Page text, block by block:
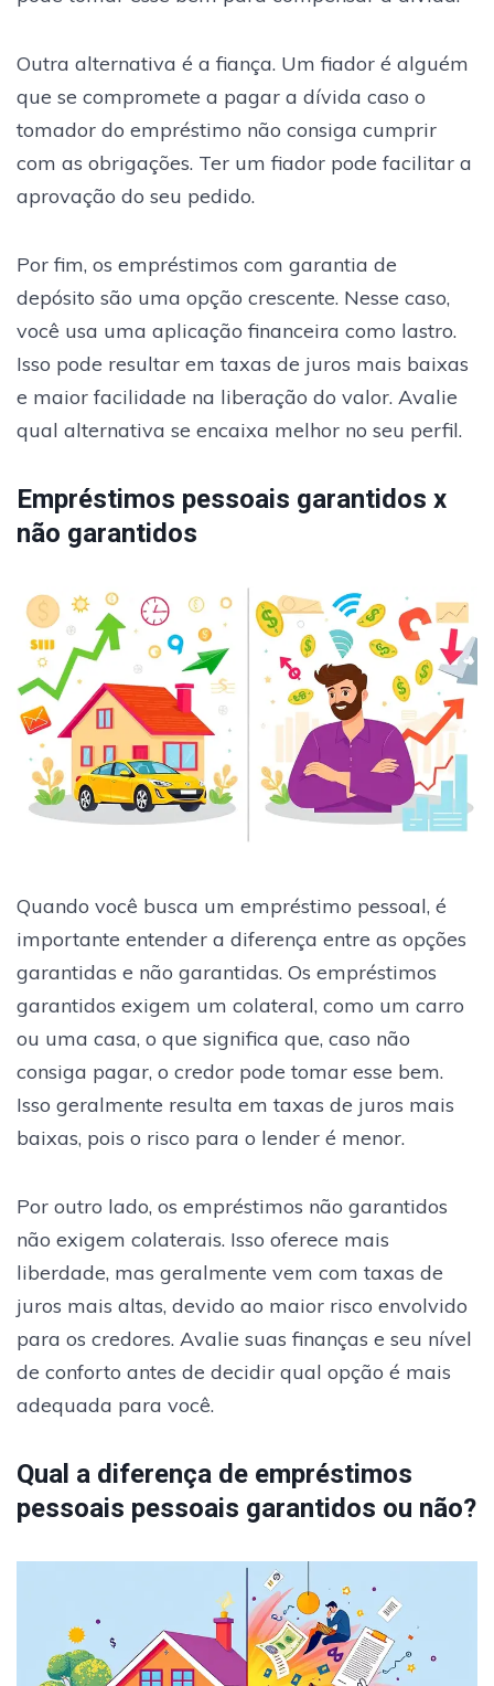
Outra alternativa é a fiança. Um fiador é alguém
que se compromete a pagar a dívida caso o
tomador do empréstimo não consiga cumprir
com as obrigações. Ter um fiador pode facilitar a
aprovação do seu pedido.
Por fim, os empréstimos com garantia de
depósito são uma opção crescente. Nesse caso,
você usa uma aplicação financeira como lastro.
Isso pode resultar em taxas de juros mais baixas
e maior facilidade na liberação do valor. Avalie
qual alternativa se encaixa melhor no seu perfil.
Empréstimos pessoais garantidos x
não garantidos
Quando você busca um empréstimo pessoal, é
importante entender a diferença entre as opções
garantidas e não garantidas. Os empréstimos
garantidos exigem um colateral, como um carro
ou uma casa, o que significa que, caso não
consiga pagar, o credor pode tomar esse bem.
Isso geralmente resulta em taxas de juros mais
baixas, pois o risco para o lender é menor.
Por outro lado, os empréstimos não garantidos
não exigem colaterais. Isso oferece mais
liberdade, mas geralmente vem com taxas de
juros mais altas, devido ao maior risco envolvido
para os credores. Avalie suas finanças e seu nível
de conforto antes de decidir qual opção é mais
adequada para você.
Qual a diferença de empréstimos
pessoais pessoais garantidos ou não?